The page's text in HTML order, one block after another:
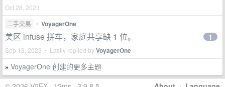
Oct 28, 2023
二手交易
• VoyagerOne
美区 infuse 拼车，家庭共享缺 1 位。
Sep 13, 2023 • Lastly replied byVoyagerOne
1
» VoyagerOne 创建的更多主题